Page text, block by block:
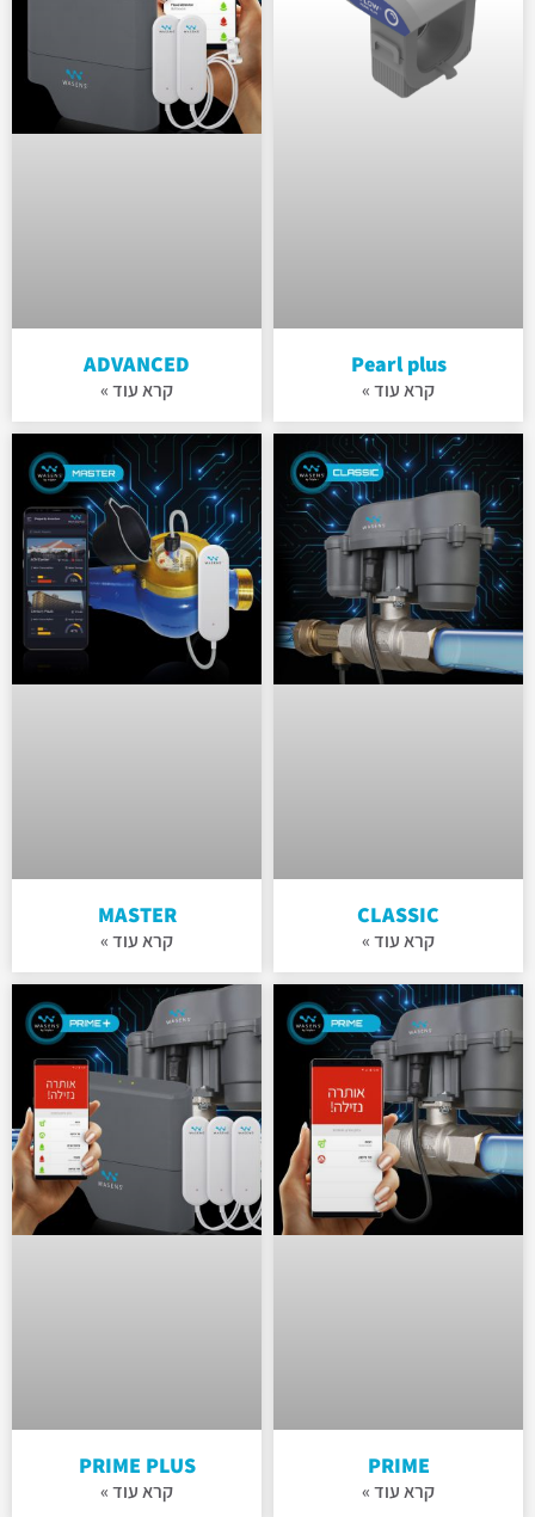
Pearl plus
קרא עוד »
ADVANCED
קרא עוד »
CLASSIC
קרא עוד »
MASTER
קרא עוד »
PRIME
קרא עוד »
PRIME PLUS
קרא עוד »